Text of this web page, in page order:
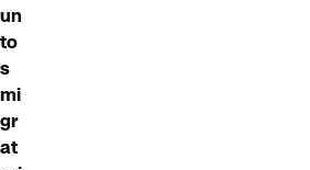
un
to
s
mi
gr
at